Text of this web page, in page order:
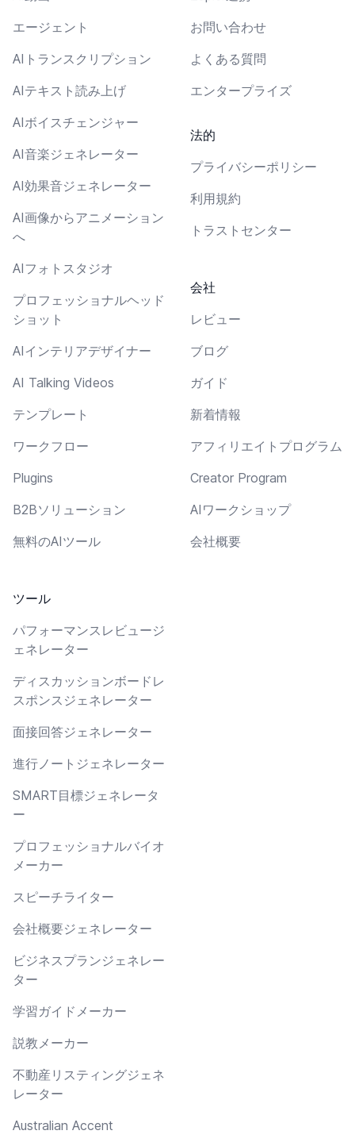
エージェント
AIトランスクリプション
AIテキスト読み上げ
AIボイスチェンジャー
AI音楽ジェネレーター
AI効果音ジェネレーター
AI画像からアニメーション
へ
AIフォトスタジオ
プロフェッショナルヘッド
ショット
AIインテリアデザイナー
AI Talking Videos
テンプレート
ワークフロー
Plugins
B2Bソリューション
無料のAIツール
ツール
パフォーマンスレビュージ
ェネレーター
ディスカッションボードレ
スポンスジェネレーター
面接回答ジェネレーター
進行ノートジェネレーター
SMART目標ジェネレータ
ー
プロフェッショナルバイオ
メーカー
スピーチライター
会社概要ジェネレーター
ビジネスプランジェネレー
ター
学習ガイドメーカー
説教メーカー
不動産リスティングジェネ
レーター
Australian Accent
お問い合わせ
よくある質問
エンタープライズ
法的
プライバシーポリシー
利用規約
トラストセンター
会社
レビュー
ブログ
ガイド
新着情報
アフィリエイトプログラム
Creator Program
AIワークショップ
会社概要